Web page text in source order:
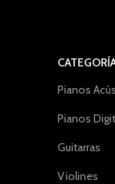
Pianos
Pianos
Guitarras
Violines